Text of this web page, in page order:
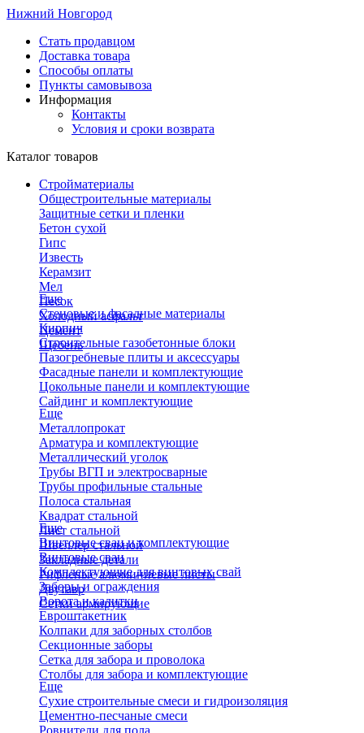
Нижний Новгород
Стать продавцом
Доставка товара
Способы оплаты
Пункты самовывоза
Информация
Контакты
Условия и сроки возврата
Каталог товаров
Стройматериалы
Общестроительные материалы
Защитные сетки и пленки
Бетон сухой
Гипс
Известь
Керамзит
Мел
Песок
Холодный асфальт
Цемент
Щебень
Еще
Стеновые и фасадные материалы
Кирпич
Строительные газобетонные блоки
Пазогребневые плиты и аксессуары
Фасадные панели и комплектующие
Цокольные панели и комплектующие
Сайдинг и комплектующие
Еще
Металлопрокат
Арматура и комплектующие
Металлический уголок
Трубы ВГП и электросварные
Трубы профильные стальные
Полоса стальная
Квадрат стальной
Лист стальной
Швеллер стальной
Закладные детали
Рифленые алюминиевые листы
Двутавр
Сетки армирующие
Еще
Винтовые сваи и комплектующие
Винтовые сваи
Комплектующие для винтовых свай
Заборы и ограждения
Ворота и калитки
Евроштакетник
Колпаки для заборных столбов
Секционные заборы
Сетка для забора и проволока
Столбы для забора и комплектующие
Еще
Сухие строительные смеси и гидроизоляция
Цементно-песчаные смеси
Ровнители для пола